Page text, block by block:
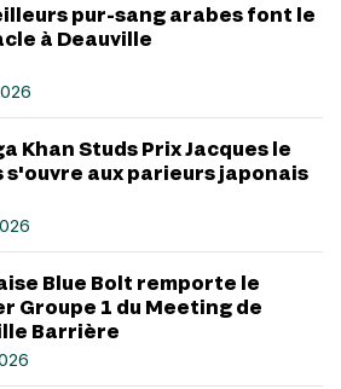
pur-sang arabes font le
à Deauville
Khan Studs Prix Jacques le
s'ouvre aux parieurs japonais
Blue Bolt remporte le
Groupe 1 du Meeting de
Barrière